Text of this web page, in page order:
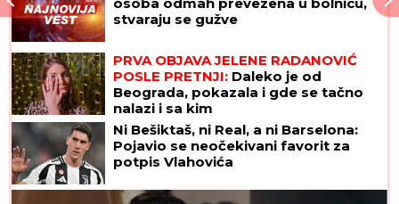
stvaraju se gužve
PRVA OBJAVA JELENE RADANOVIĆ
POSLE PRETNJI: Daleko je od
Beograda, pokazala i gde se tačno
nalazi i sa kim
Ni Bešiktaš, ni Real, a ni Barselona:
Pojavio se neočekivani favorit za
potpis Vlahovića